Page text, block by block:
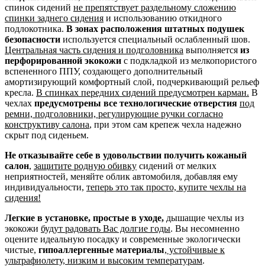
спинок сидений не препятствует раздельному сложению
спинки заднего сидения и использованию откидного
подлокотника. В зонах расположения штатных подушек
безопасности используется специальный ослабленный шов.
Центральная часть сидения и подголовника выполняется из
перфорированной экокожи с подкладкой из мелкопористого
вспененного ППУ, создающего дополнительный
амортизирующий комфортный слой, подчеркивающий рельеф
кресла. В спинках передних сидений предусмотрен карман. В
чехлах предусмотрены все технологические отверстия под
ремни, подголовники, регулирующие ручки согласно
конструктиву салона, при этом сам крепеж чехла надежно
скрыт под сиденьем.
Не отказывайте себе в удовольствии получить кожаный
салон, защитите родную обивку сидений от мелких
неприятностей, меняйте облик автомобиля, добавляя ему
индивидуальности, теперь это так просто, купите чехлы на
сидения!
Легкие в установке, простые в уходе, дышащие чехлы из
экокожи будут радовать Вас долгие годы. Вы несомненно
оцените идеальную посадку и современные экологически
чистые, гипоаллергенные материалы, устойчивые к
ультрафиолету, низким и высоким температурам.